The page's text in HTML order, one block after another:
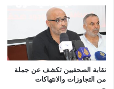
نقابة الصحفيين تكشف عن جملة
من التجاوزات والانتهاكات